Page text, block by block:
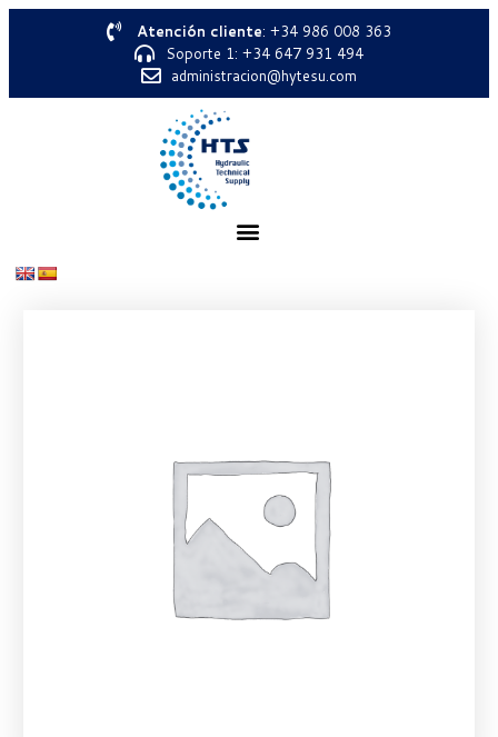
Atención cliente: +34 986 008 363
Soporte 1: +34 647 931 494
administracion@hytesu.com